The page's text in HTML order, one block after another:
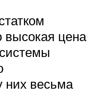
высокая цена
них весьма